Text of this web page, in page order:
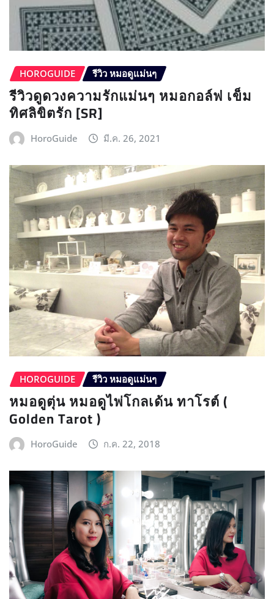
HOROGUIDE รีวิว หมอดูแม่นๆ
รีวิวดูดวงความรักแม่นๆ หมอกอล์ฟ เข็ม
ทิศลิขิตรัก [SR]
HoroGuide มี.ค. 26, 2021
HOROGUIDE รีวิว หมอดูแม่นๆ
หมอดูตุ่น หมอดูไพ่โกลเด้น ทาโรต์ (
Golden Tarot )
HoroGuide ก.ค. 22, 2018